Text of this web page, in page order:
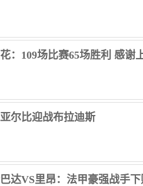
：109场比赛65场胜利 感谢
尔比迎战布拉迪斯
达VS里昂：法甲豪强战手